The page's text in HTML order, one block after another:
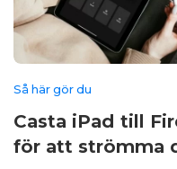
Så här gör du
Casta iPad till
för att strömma